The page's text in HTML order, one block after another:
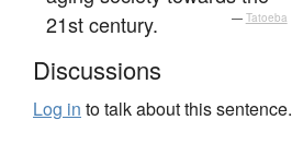
21st century.
— Tatoeba
Discussions
Log in to talk about this sentence.